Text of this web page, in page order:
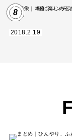
8
2018.2.19